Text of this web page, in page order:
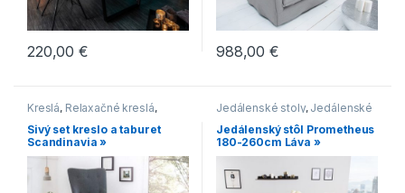
220,00€ 988,00€
Kreslá, Relaxačné kreslá,
Scandic
Sivý set kreslo a taburet
Scandinavia »
Jedálenské stoly, Jedálenské
stoly s čiernou podnožou,
Jedálenské stoly so
stredovou podnožou,
Jedálenské stoly v modernom
štýle, Novinky
Jedálenský stôl Prometheus
180-260cm Láva »